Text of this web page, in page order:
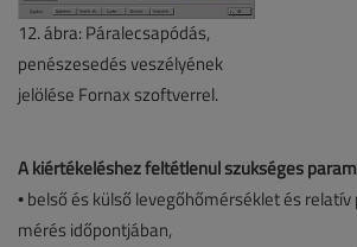
12. ábra: Páralecsapódás,
penészesedés veszélyének
jelölése Fornax szoftverrel.
A kiértékeléshez feltétlenül szükséges
• belső és külső levegőhőmérséklet és
mérés időpontjában,